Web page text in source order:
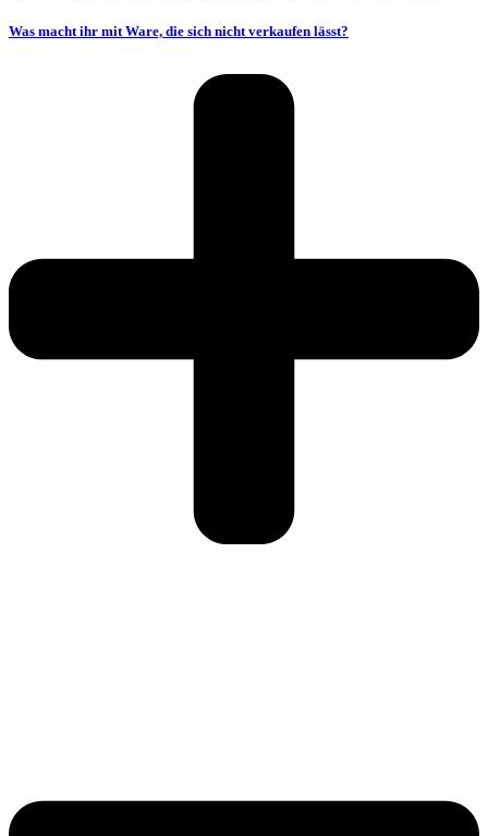
Was macht ihr mit Ware, die sich nicht verkaufen lässt?